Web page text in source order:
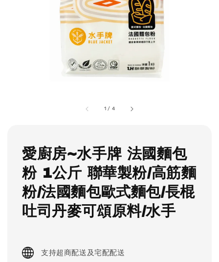
1 / 4
愛廚房~水手牌 法國麵包
粉 1公斤 聯華製粉/高筋麵
粉/法國麵包歐式麵包/長棍
吐司丹麥可頌原料/水手
支持超商配送及宅配配送